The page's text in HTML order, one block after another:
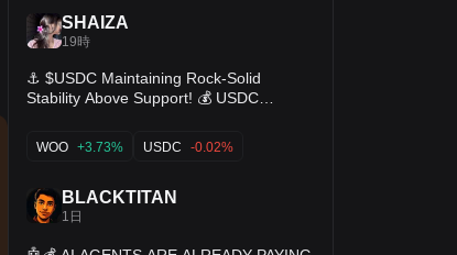
SHAIZA
19時
⚓ $USDC Maintaining Rock-Solid
Stability Above Support! 💰 USDC
around $1.0005, holding firmly above
technical support at $1.0000. The KDJ
confirming stable liquidity flow across
spot markets. Perfect baseline condition
for capital staging and risk-on entries!
WOO +3.73% USDC -0.02%
BLACKTITAN
1日